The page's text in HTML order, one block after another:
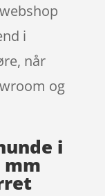
i
når
og
i
mm